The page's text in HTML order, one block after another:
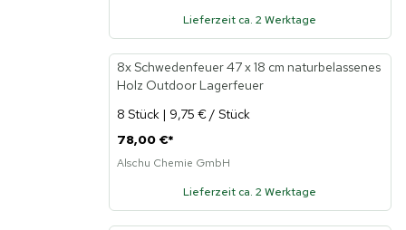
Lieferzeit ca. 2 Werktage
8x Schwedenfeuer 47 x 18 cm naturbelassenes
Holz Outdoor Lagerfeuer
8 Stück | 9,75 € / Stück
78,00 €*
Alschu Chemie GmbH
Lieferzeit ca. 2 Werktage